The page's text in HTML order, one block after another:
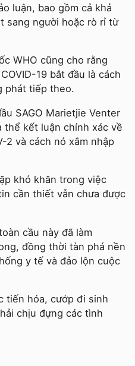
luận, bao gồm cả khả
sang người hoặc rò rỉ từ
WHO cũng cho rằng
19 bắt đầu là cách
phát tiếp theo.
SAGO Marietjie Venter
thể kết luận chính xác về
2 và cách nó xâm nhập
khó khăn trong việc
cần thiết vẫn chưa được
cầu này đã làm
đồng thời tàn phá nền
y tế và đảo lộn cuộc
tiến hóa, cướp đi sinh
chịu đựng các tình